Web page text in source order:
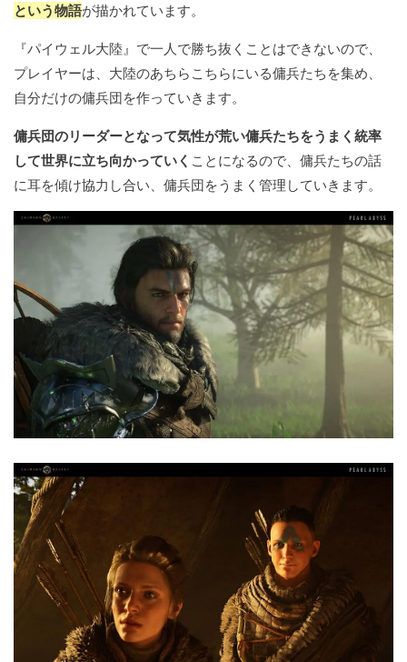
という物語が描かれています。
『パイウェル大陸』で一人で勝ち抜くことはできないので、
プレイヤーは、大陸のあちらこちらにいる傭兵たちを集め、
自分だけの傭兵団を作っていきます。
傭兵団のリーダーとなって気性が荒い傭兵たちをうまく統率
して世界に立ち向かっていく ことになるので、傭兵たちの話
に耳を傾け協力し合い、傭兵団をうまく管理していきます。